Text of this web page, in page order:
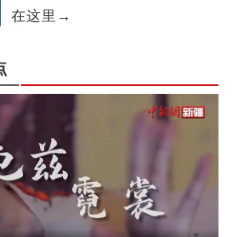
在这里→
地方·龟兹之美——《龟兹梵音》